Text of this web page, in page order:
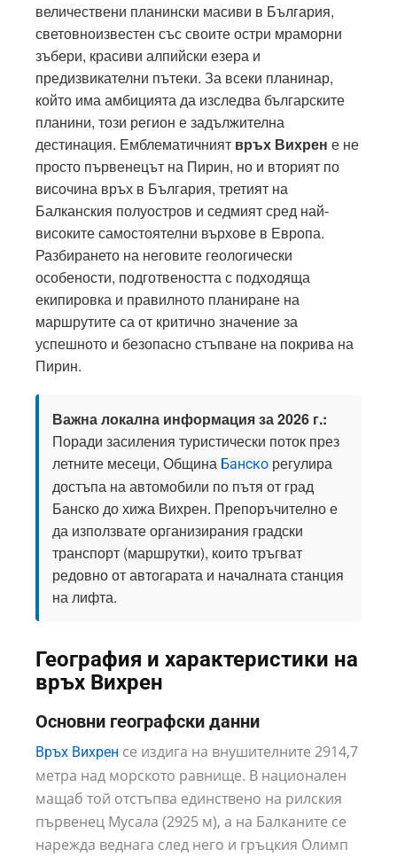
величествени планински масиви в България,
световноизвестен със своите остри мраморни
зъбери, красиви алпийски езера и
предизвикателни пътеки. За всеки планинар,
който има амбицията да изследва българските
планини, този регион е задължителна
дестинация. Емблематичният връх Вихрен е не
просто първенецът на Пирин, но и вторият по
височина връх в България, третият на
Балканския полуостров и седмият сред най-
високите самостоятелни върхове в Европа.
Разбирането на неговите геологически
особености, подготвеността с подходяща
екипировка и правилното планиране на
маршрутите са от критично значение за
успешното и безопасно стъпване на покрива на
Пирин.
Важна локална информация за 2026 г.:
Поради засиления туристически поток през
летните месеци, Община Банско регулира
достъпа на автомобили по пътя от град
Банско до хижа Вихрен. Препоръчително е
да използвате организирания градски
транспорт (маршрутки), които тръгват
редовно от автогарата и началната станция
на лифта.
География и характеристики на
връх Вихрен
Основни географски данни
Връх Вихрен се издига на внушителните 2914,7
метра над морското равнище. В национален
мащаб той отстъпва единствено на рилския
първенец Мусала (2925 м), а на Балканите се
нарежда веднага след него и гръцкия Олимп